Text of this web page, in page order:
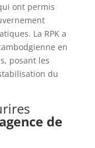
ont permis
La RPK a
en
posant les
du
de